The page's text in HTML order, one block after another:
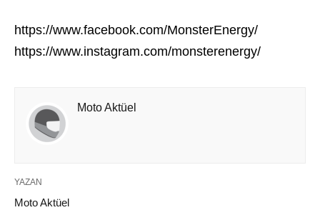
https://www.facebook.com/MonsterEnergy/
https://www.instagram.com/monsterenergy/
Moto Aktüel
YAZAN
Moto Aktüel